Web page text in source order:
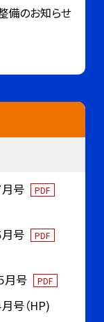
備のお知らせ
月号 PDF
月号 PDF
月号 PDF
号（HP)